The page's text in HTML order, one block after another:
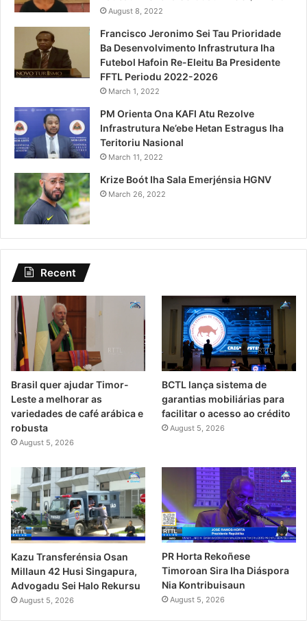
August 8, 2022
Francisco Jeronimo Sei Tau Prioridade
Ba Desenvolvimento Infrastrutura Iha
Futebol Hafoin Re-Eleitu Ba Presidente
FFTL Periodu 2022-2026
March 1, 2022
PM Orienta Ona KAFI Atu Rezolve
Infrastrutura Ne’ebe Hetan Estragus Iha
Teritoriu Nasional
March 11, 2022
Krize Boót Iha Sala Emerjénsia HGNV
March 26, 2022
Recent
Brasil quer ajudar Timor-
Leste a melhorar as
variedades de café arábica e
robusta
August 5, 2026
BCTL lança sistema de
garantias mobiliárias para
facilitar o acesso ao crédito
August 5, 2026
Kazu Transferénsia Osan
Millaun 42 Husi Singapura,
Advogadu Sei Halo Rekursu
August 5, 2026
PR Horta Rekoñese
Timoroan Sira Iha Diáspora
Nia Kontribuisaun
August 5, 2026